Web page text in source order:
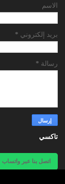
الاسم
بريد إلكتروني *
رسالة *
تاكسي
اتصل بنا عبر واتساب